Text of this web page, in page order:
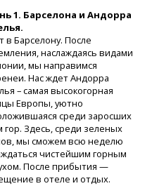
1. Барселона и Андорра
в Барселону. После
наслаждаясь видами
мы направимся
Нас ждет Андорра
– самая высокогорная
Европы, уютно
среди заросших
гор. Здесь, среди зеленых
мы сможем всю неделю
чистейшим горным
После прибытия —
в отеле и отдых.